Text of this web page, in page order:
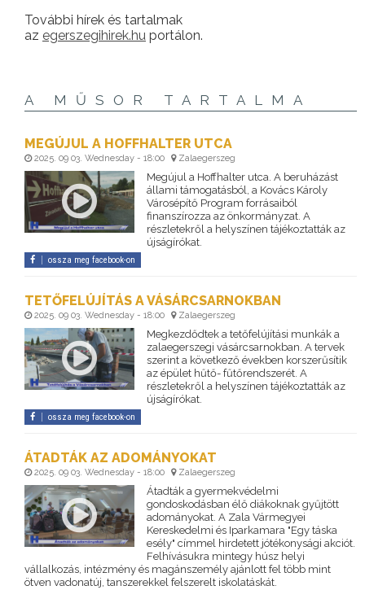
További hírek és tartalmak
az egerszegihirek.hu portálon.
A MŰSOR TARTALMA
MEGÚJUL A HOFFHALTER UTCA
2025. 09 03. Wednesday - 18:00 Zalaegerszeg
Megújul a Hoffhalter utca. A beruházást
állami támogatásból, a Kovács Károly
Városépítő Program forrásaiból
finanszírozza az önkormányzat. A
részletekről a helyszínen tájékoztatták az
újságírókat.
ossza meg facebook-on
TETŐFELÚJÍTÁS A VÁSÁRCSARNOKBAN
2025. 09 03. Wednesday - 18:00 Zalaegerszeg
Megkezdődtek a tetőfelújítási munkák a
zalaegerszegi vásárcsarnokban. A tervek
szerint a következő években korszerűsítik
az épület hűtő- fűtőrendszerét. A
részletekről a helyszínen tájékoztatták az
újságírókat.
ossza meg facebook-on
ÁTADTÁK AZ ADOMÁNYOKAT
2025. 09 03. Wednesday - 18:00 Zalaegerszeg
Átadták a gyermekvédelmi
gondoskodásban élő diákoknak gyűjtött
adományokat. A Zala Vármegyei
Kereskedelmi és Iparkamara "Egy táska
esély" címmel hirdetett jótékonysági akciót.
Felhívásukra mintegy húsz helyi
vállalkozás, intézmény és magánszemély ajánlott fel több mint
ötven vadonatúj, tanszerekkel felszerelt iskolatáskát.